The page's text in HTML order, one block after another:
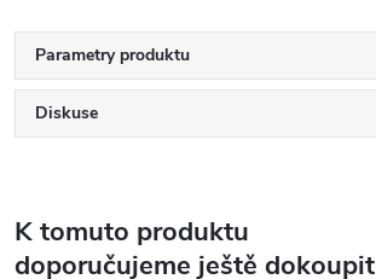
Parametry produktu
Diskuse
K tomuto produktu
doporučujeme ještě dokoupit